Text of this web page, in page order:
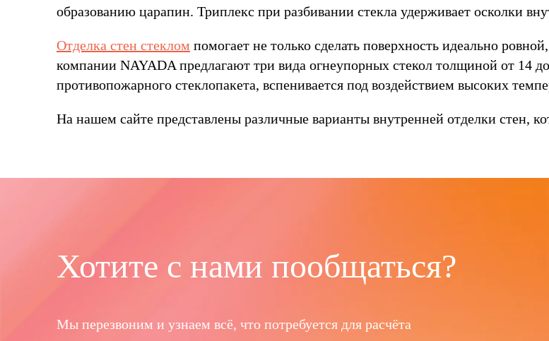
образованию царапин. Триплекс при разбивании стекла удерживает осколки
Отделка стен стеклом помогает не только сделать поверхность идеально
компании NAYADA предлагают три вида огнеупорных стекол толщиной от 14
противопожарного стеклопакета, вспенивается под воздействием высоких
На нашем сайте представлены различные варианты внутренней отделки стен,
Хотите с нами пообщаться?
Мы перезвоним и узнаем всё, что потребуется для расчёта